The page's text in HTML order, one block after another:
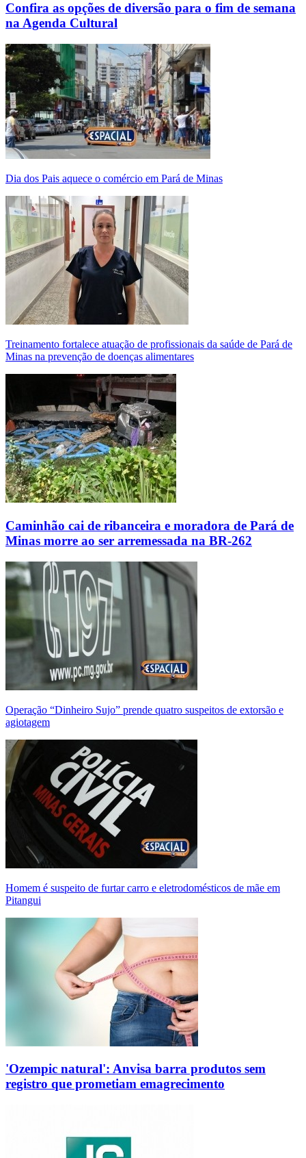
Confira as opções de diversão para o fim de semana
na Agenda Cultural
Dia dos Pais aquece o comércio em Pará de Minas
Treinamento fortalece atuação de profissionais da saúde de Pará de
Minas na prevenção de doenças alimentares
Caminhão cai de ribanceira e moradora de Pará de
Minas morre ao ser arremessada na BR-262
Operação “Dinheiro Sujo” prende quatro suspeitos de extorsão e
agiotagem
Homem é suspeito de furtar carro e eletrodomésticos de mãe em
Pitangui
'Ozempic natural': Anvisa barra produtos sem
registro que prometiam emagrecimento